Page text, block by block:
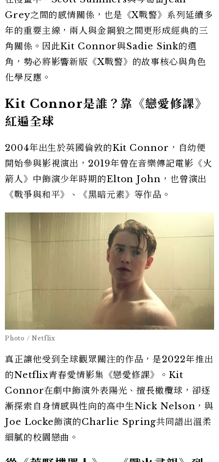
Grey之間的感情關係，也是《X戰警》系列延續多
年的重要主線，兩人與金鋼狼之間更形成經典的三
角關係。因此Kit Connor與Sadie Sink的選
角，勢必將影響新版《X戰警》的故事核心與角色
化學反應。
Kit Connor是誰？靠《戀愛修課》
紅遍全球
2004年出生於英國倫敦的Kit Connor，自幼便
開始參與影視演出，2019年曾在音樂傳記電影《火
箭人》中飾演少年時期的Elton John，也曾演出
《戰爭與和平》、《黑暗元素》等作品。
Photo / Netflix
真正讓他受到全球觀眾關注的作品，是2022年推出
的Netflix青春愛情影集《戀愛修課》。Kit
Connor在劇中飾演外表陽光、擅長橄欖球，卻逐
漸探索自身情感與性向的高中生Nick Nelson，與
Joe Locke飾演的Charlie Spring共同譜出溫柔
細膩的校園戀曲。